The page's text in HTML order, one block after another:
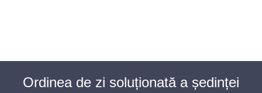
Ordinea de zi soluționată a ședinței